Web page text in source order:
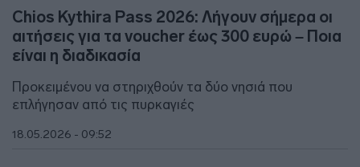
Chios Kythira Pass 2026: Λήγουν σήμερα οι
αιτήσεις για τα voucher έως 300 ευρώ – Ποια
είναι η διαδικασία
Προκειμένου να στηριχθούν τα δύο νησιά που
επλήγησαν από τις πυρκαγιές
18.05.2026 - 09:52